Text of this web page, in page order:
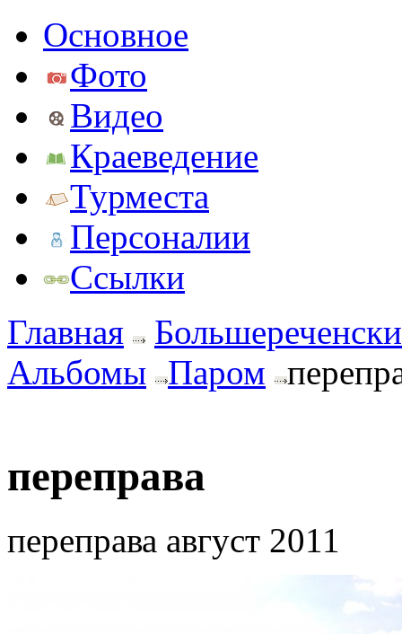
Основное
Фото
Видео
Краеведение
Турместа
Персоналии
Ссылки
Главная
Альбомы Паром
переправа
переправа август 2011